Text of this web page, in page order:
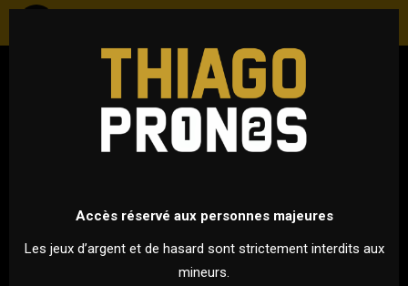
TENNIS
ATP - MASTERS 1000 - MADRID
5 MAI 2022 À 17H30
VS
Accès réservé aux personnes majeures
Les jeux d’argent et de hasard sont strictement interdits aux
mineurs.